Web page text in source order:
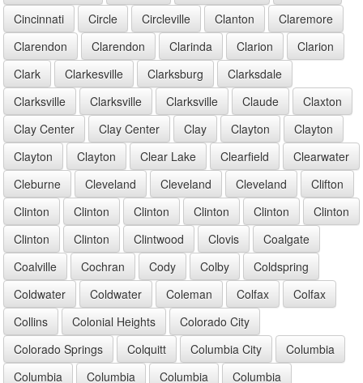
Cincinnati
Circle Circleville Clanton
Claremore
Clarendon
Clarendon Clarinda Clarion
Clarion
Clark
Clarkesville Clarksburg
Clarksdale
Clarksville
Clarksville Clarksville Claude
Claxton
Clay Center
Clay Center Clay Clayton
Clayton
Clayton
Clayton Clear Lake Clearfield
Clearwater
Cleburne
Cleveland Cleveland Cleveland
Clifton
Clinton
Clinton Clinton Clinton Clinton
Clinton
Clinton
Clinton Clintwood Clovis
Coalgate
Coalville
Cochran Cody Colby
Coldspring
Coldwater
Coldwater Coleman Colfax
Colfax
Collins
Colonial Heights
Colorado City
Colorado Springs
Colquitt Columbia City
Columbia
Columbia
Columbia Columbia
Columbia